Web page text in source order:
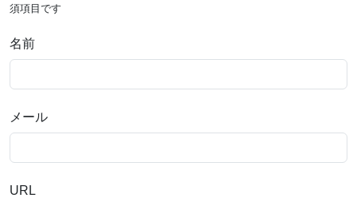
須項目です
名前
メール
URL